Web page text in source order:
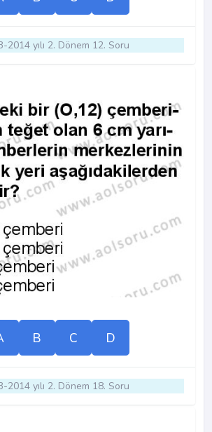
2014 yılı 2. Dönem 12. Soru
B C D
2014 yılı 2. Dönem 18. Soru